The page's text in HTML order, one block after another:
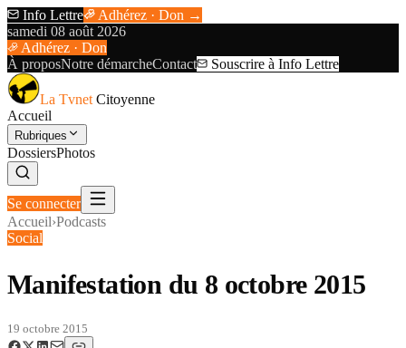
Info Lettre
Adhérez · Don →
samedi 08 août 2026
Adhérez · Don
À proposNotre démarcheContact Souscrire à Info Lettre
La Tvnet Citoyenne
Accueil
Rubriques
DossiersPhotos
Se connecter
Accueil›Podcasts
Social
Manifestation du 8 octobre 2015
19 octobre 2015